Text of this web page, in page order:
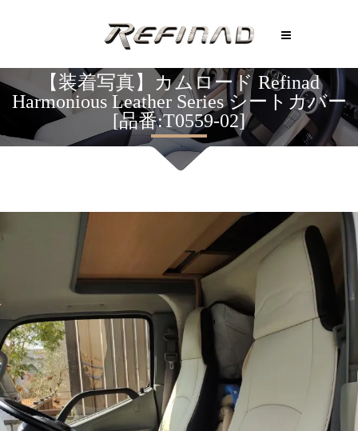
【装着写真】カムロード Refinad
Harmonious Leather Series シートカバー
[品番:T0559-02]